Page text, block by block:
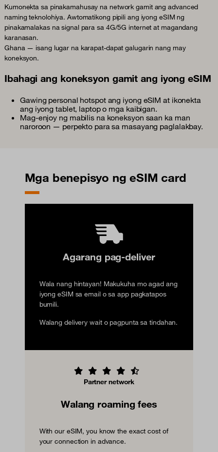
Kumonekta sa pinakamahusay na network gamit ang advanced
naming teknolohiya. Awtomatikong pipili ang iyong eSIM ng
pinakamalakas na signal para sa 4G/5G internet at magandang
karanasan.
Ghana — isang lugar na karapat-dapat galugarin nang may
koneksyon.
Ibahagi ang koneksyon gamit ang iyong eSIM
Gawing personal hotspot ang iyong eSIM at ikonekta
ang iyong tablet, laptop o mga kaibigan.
Mag-enjoy ng mabilis na koneksyon saan ka man
naroroon — perpekto para sa masayang paglalakbay.
Mga benepisyo ng eSIM card
Agarang pag-deliver
Wala nang hintayan! Makukuha mo agad ang
iyong eSIM sa email o sa app pagkatapos
bumili.
Walang delivery wait o pagpunta sa tindahan.
Partner network
Walang roaming fees
With our eSIM, you know the exact cost of
your connection in advance.